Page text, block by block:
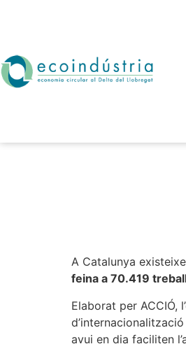
A Catalunya
feina a 70.419
Elaborat per ACCIÓ,
avui en dia faciliten